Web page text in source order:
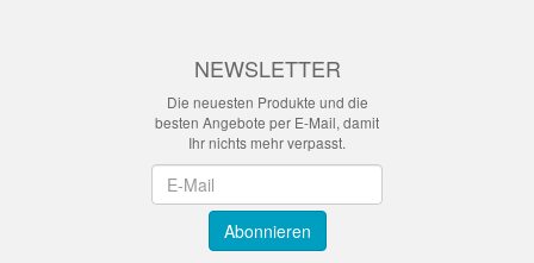
NEWSLETTER
Die neuesten Produkte und die
besten Angebote per E-Mail, damit
Ihr nichts mehr verpasst.
Abonnieren